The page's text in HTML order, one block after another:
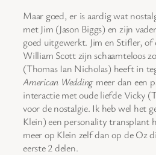
Maar goed, er is aardig wat
met Jim (Jason Biggs) en zijn
goed uitgewerkt. Jim en Stifler, of
William Scott zijn schaamteloos
(Thomas Ian Nicholas) heeft in
American Wedding meer dan een
interactie met oude liefde Vicky
voor de nostalgie. Ik heb wel het
Klein) een personality transplant
meer op Klein zelf dan op de Oz
eerste 2 delen.